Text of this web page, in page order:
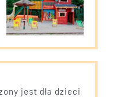
jest dla dzieci